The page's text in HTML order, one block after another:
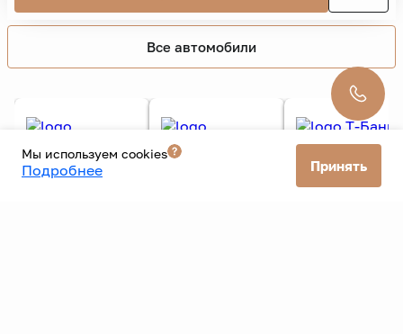
Все автомобили
Мы используем cookies
Подробнее Принять